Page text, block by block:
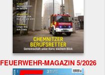
FEUERWEHR-MAGAZIN 5/2026